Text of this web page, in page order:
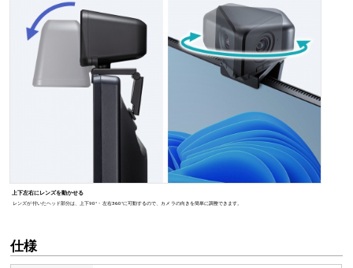
仕様